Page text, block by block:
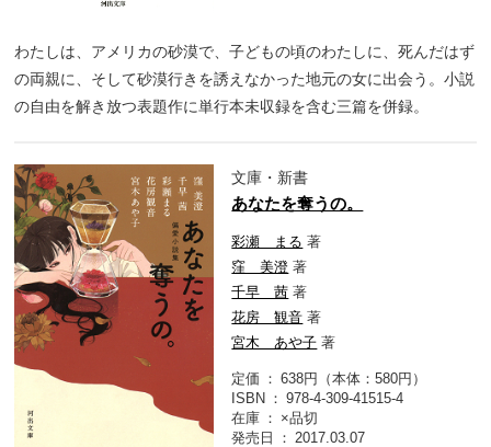
わたしは、アメリカの砂漠で、子どもの頃のわたしに、死んだはず
の両親に、そして砂漠行きを誘えなかった地元の女に出会う。小説
の自由を解き放つ表題作に単行本未収録を含む三篇を併録。
文庫・新書
あなたを奪うの。
彩瀬 まる 著
窪 美澄 著
千早 茜 著
花房 観音 著
宮木 あや子 著
定価
638円（本体：580円）
ISBN
978-4-309-41515-4
在庫
×品切
発売日
2017.03.07